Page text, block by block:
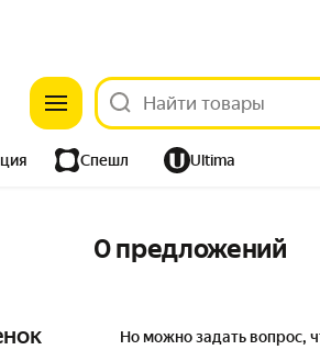
Спешл Ultima
0 предложений
Но можно задать вопрос,